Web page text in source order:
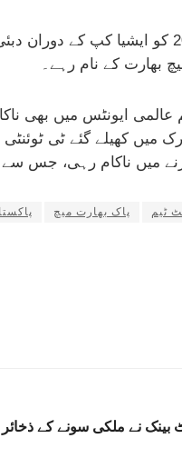
چار ستمبر 2022 کو ایشیا
بھارت کے نام رہے۔
میں ناکام رہی، جس سے
ٹیم پاک بھارت میچ
بینک نے ملکی سونے کے